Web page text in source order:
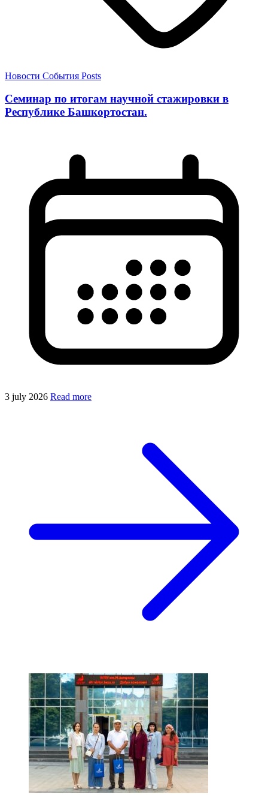
Новости События Posts
Семинар по итогам научной стажировки в
Республике Башкортостан.
3 july 2026 Read more